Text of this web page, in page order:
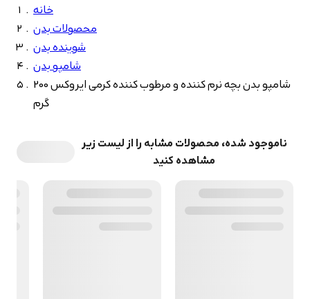
خانه
محصولات بدن
شوینده بدن
شامپو بدن
شامپو بدن بچه نرم کننده و مرطوب کننده کرمی ایروکس 200
گرم
ناموجود شده، محصولات مشابه را از لیست زیر
مشاهده کنید